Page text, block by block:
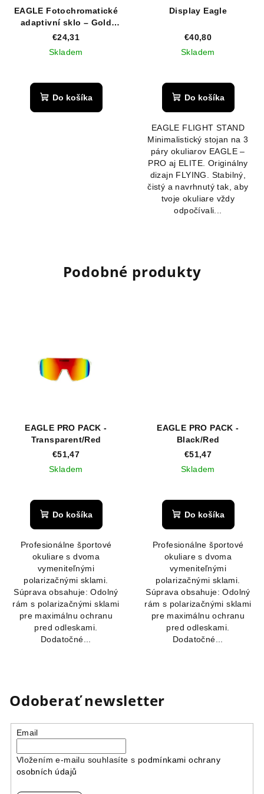
EAGLE Fotochromatické
adaptivní sklo – Gold
Mirror
€24,31
Skladem
Do košíka
Display Eagle
€40,80
Skladem
Do košíka
EAGLE FLIGHT STAND
Minimalistický stojan na 3
páry okuliarov EAGLE –
PRO aj ELITE. Originálny
dizajn FLYING. Stabilný,
čistý a navrhnutý tak, aby
tvoje okuliare vždy
odpočívali...
Podobné produkty
EAGLE PRO PACK -
Transparent/Red
€51,47
Skladem
hodnotenie
produktu
z
5
hviezdičiek.
Do košíka
Profesionálne športové
okuliare s dvoma
vymeniteľnými
polarizačnými sklami.
Súprava obsahuje: Odolný
rám s polarizačnými sklami
pre maximálnu ochranu
pred odleskami.
Dodatočné...
EAGLE PRO PACK -
Black/Red
€51,47
Skladem
Do košíka
Profesionálne športové
okuliare s dvoma
vymeniteľnými
polarizačnými sklami.
Súprava obsahuje: Odolný
rám s polarizačnými sklami
pre maximálnu ochranu
pred odleskami.
Dodatočné...
Odoberať newsletter
Email
Vložením e-mailu souhlasíte s podmínkami ochrany
osobních údajů